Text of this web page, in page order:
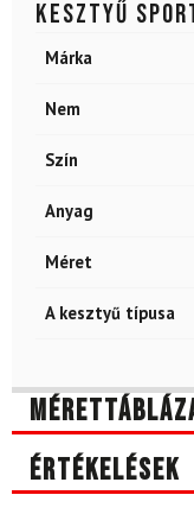
Kesztyű
Márka
Nem
Szín
Anyag
Méret
A kesztyű típusa
Értékelések